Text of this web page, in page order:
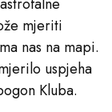
mjeriti
nas na mapi.
uspjeha
Kluba.